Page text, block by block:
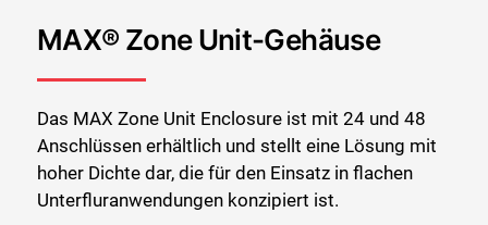
MAX® Zone Unit-Gehäuse
Das MAX Zone Unit Enclosure ist mit 24 und 48
Anschlüssen erhältlich und stellt eine Lösung mit
hoher Dichte dar, die für den Einsatz in flachen
Unterfluranwendungen konzipiert ist.